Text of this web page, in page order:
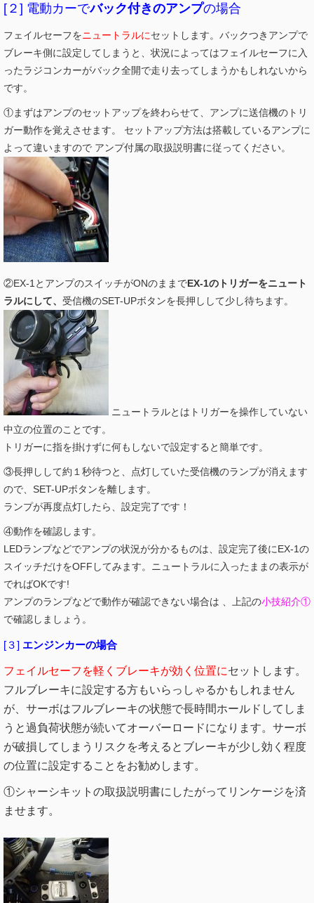
[２] 電動カーでバック付きのアンプの場合
フェイルセーフをニュートラルにセットします。バックつきアンプで
ブレーキ側に設定してしまうと、状況によってはフェイルセーフに入
ったラジコンカーがバック全開で走り去ってしまうかもしれないから
です。
①まずはアンプのセットアップを終わらせて、アンプに送信機のトリ
ガー動作を覚えさせます。 セットアップ方法は搭載しているアンプに
よって違いますので アンプ付属の取扱説明書に従ってください。
②EX-1とアンプのスイッチがONのままでEX-1のトリガーをニュート
ラルにして、 受信機のSET-UPボタンを長押しして少し待ちます。
ニュートラルとはトリガーを操作していない
中立の位置のことです。
トリガーに指を掛けずに何もしないで設定すると簡単です。
③長押しして約１秒待つと、点灯していた受信機のランプが消えます
ので、SET-UPボタンを離します。
ランプが再度点灯したら、設定完了です！
④動作を確認します。
LEDランプなどでアンプの状況が分かるものは、設定完了後にEX-1の
スイッチだけをOFFしてみます。ニュートラルに入ったままの表示が
でればOKです!
アンプのランプなどで動作が確認できない場合は 、上記の小技紹介①
で確認しましょう。
[３] エンジンカーの場合
フェイルセーフを軽くブレーキが効く位置にセットします。
フルブレーキに設定する方もいらっしゃるかもしれません
が、サーボはフルブレーキの状態で長時間ホールドしてしま
うと過負荷状態が続いてオーバーロードになります。サーボ
が破損してしまうリスクを考えるとブレーキが少し効く程度
の位置に設定することをお勧めします。
①シャーシキットの取扱説明書にしたがってリンケージを済
ませます。